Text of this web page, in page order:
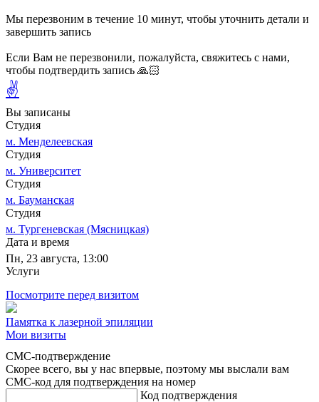
Мы перезвоним в течение 10 минут, чтобы уточнить детали и
завершить запись
Если Вам не перезвонили, пожалуйста, свяжитесь с нами,
чтобы подтвердить запись 🙏🏻
✌
Вы записаны
Студия
м. Менделеевская
Студия
м. Университет
Студия
м. Бауманская
Студия
м. Тургеневская (Мясницкая)
Дата и время
Пн, 23 августа, 13:00
Услуги
Посмотрите перед визитом
Памятка к лазерной эпиляции
Мои визиты
СМС-подтверждение
Скорее всего, вы у нас впервые, поэтому мы выслали вам
СМС-код для подтверждения на номер
Код подтверждения